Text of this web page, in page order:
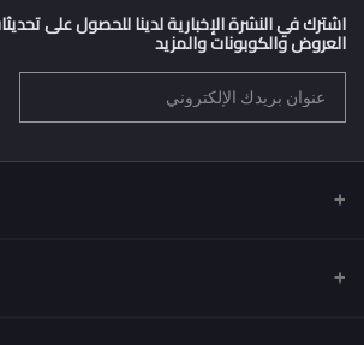
اشترك في النشرة الإخبارية لدينا للحصول على
العروض والكوبونات والمزيد
اتفاقية البيع عن بعد